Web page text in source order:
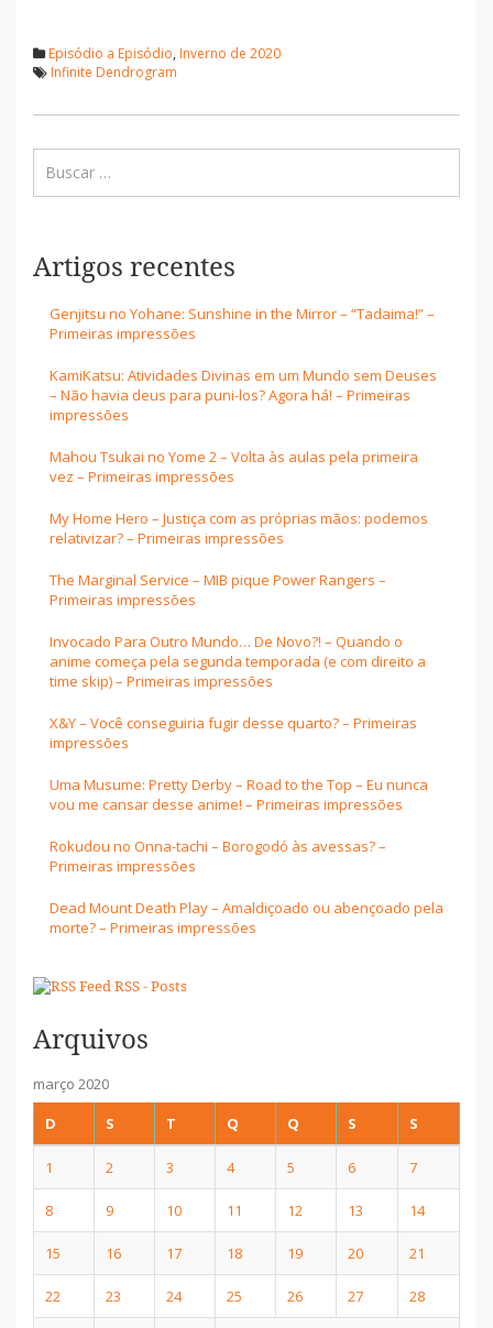
Episódio a Episódio, Inverno de 2020
Infinite Dendrogram
Artigos recentes
Genjitsu no Yohane: Sunshine in the Mirror – “Tadaima!” –
Primeiras impressões
KamiKatsu: Atividades Divinas em um Mundo sem Deuses
– Não havia deus para puni-los? Agora há! – Primeiras
impressões
Mahou Tsukai no Yome 2 – Volta às aulas pela primeira
vez – Primeiras impressões
My Home Hero – Justiça com as próprias mãos: podemos
relativizar? – Primeiras impressões
The Marginal Service – MIB pique Power Rangers –
Primeiras impressões
Invocado Para Outro Mundo… De Novo?! – Quando o
anime começa pela segunda temporada (e com direito a
time skip) – Primeiras impressões
X&Y – Você conseguiria fugir desse quarto? – Primeiras
impressões
Uma Musume: Pretty Derby – Road to the Top – Eu nunca
vou me cansar desse anime! – Primeiras impressões
Rokudou no Onna-tachi – Borogodó às avessas? –
Primeiras impressões
Dead Mount Death Play – Amaldiçoado ou abençoado pela
morte? – Primeiras impressões
RSS - Posts
Arquivos
março 2020
D
S T Q Q S S
1 2 3 4 5 6 7
8 9 10 11 12 13 14
15 16 17 18 19 20 21
22 23 24 25 26 27 28